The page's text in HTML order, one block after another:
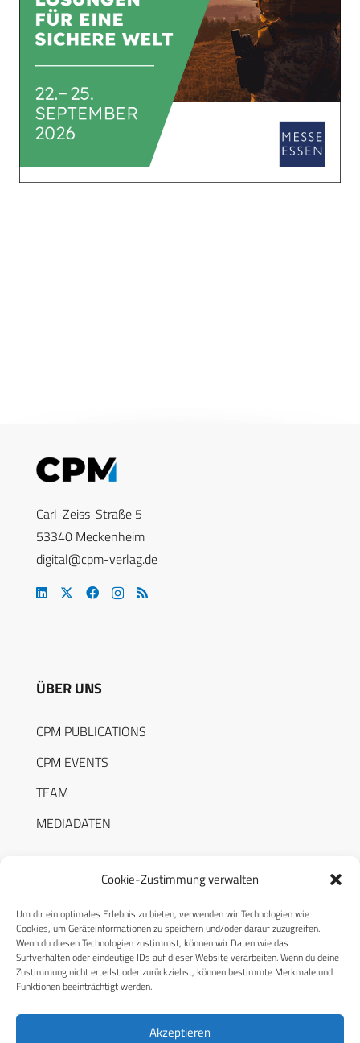
Cookie-Zustimmung verwalten
Um dir ein optimales Erlebnis zu bieten, verwenden wir Technologien wie
Cookies, um Geräteinformationen zu speichern und/oder darauf zuzugreifen.
Wenn du diesen Technologien zustimmst, können wir Daten wie das
Surfverhalten oder eindeutige IDs auf dieser Website verarbeiten. Wenn du deine
Zustimmung nicht erteilst oder zurückziehst, können bestimmte Merkmale und
Funktionen beeinträchtigt werden.
Akzeptieren
Carl-Zeiss-Straße 5
53340 Meckenheim
digital@cpm-verlag.de
ÜBER UNS
CPM PUBLICATIONS
CPM EVENTS
TEAM
MEDIADATEN
RECHTLICHES
Datenschutzerklärung
Cookie-Richtlinie (EU)